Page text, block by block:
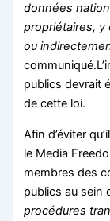
données
propriétaires, y
ou
publics devrait
de cette loi.
Afin d’éviter
le Media
membres des
publics au sein
procédures